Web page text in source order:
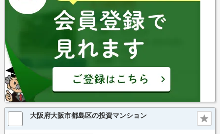
大阪府大阪市都島区の投資マンション